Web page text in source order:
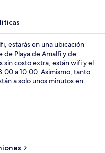
estarás en una ubicación
de Playa de Amalfi y de
sin costo extra, están wifi y el
a 10:00. Asimismo, tanto
a solo unos minutos en